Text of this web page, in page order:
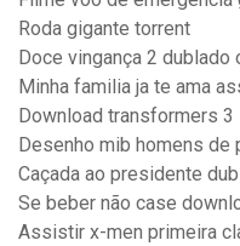
Roda gigante torrent
Doce vingança 2 dublado
Minha familia ja te ama
Download transformers 3
Desenho mib homens de
Caçada ao presidente
Se beber não case
Assistir x-men primeira